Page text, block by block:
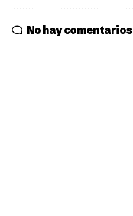
No hay comentarios